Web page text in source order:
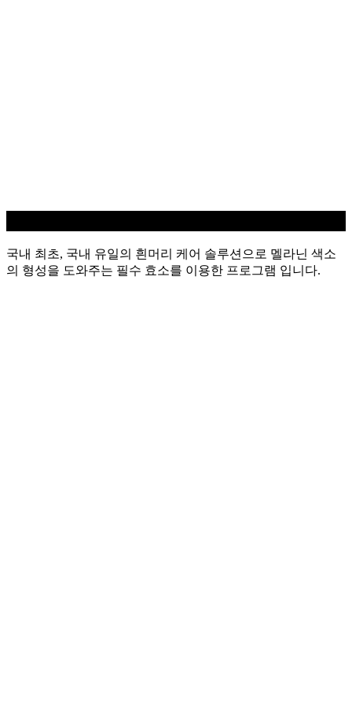
국내 최초, 국내 유일의 흰머리 케어 솔루션으로 멜라닌 색소
의 형성을 도와주는 필수 효소를 이용한 프로그램 입니다.